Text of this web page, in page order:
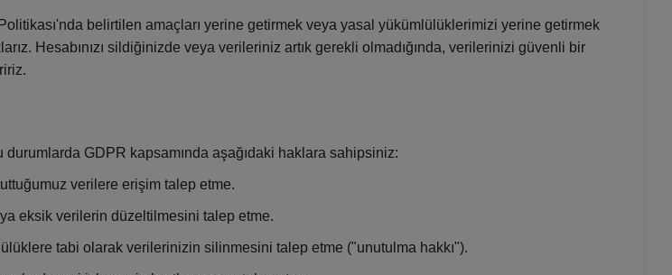
belirtilen amaçları yerine getirmek veya yasal yükümlülüklerimizi yerine getirmek
Hesabınızı sildiğinizde veya verileriniz artık gerekli olmadığında, verilerinizi güvenli bir
GDPR kapsamında aşağıdaki haklara sahipsiniz:
verilere erişim talep etme.
eksik verilerin düzeltilmesini talep etme.
tabi olarak verilerinizin silinmesini talep etme ("unutulma hakkı").